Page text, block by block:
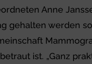
Anne
gehalten werden
betraut ist. „Ganz